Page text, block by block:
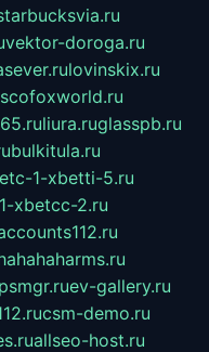
vektor-doroga.ru
lovinskix.ru
liura.ruglasspb.ru
bulkitula.ru
1-xbetti-5.ru
xbetcc-2.ru
ev-gallery.ru
csm-demo.ru
allseo-host.ru